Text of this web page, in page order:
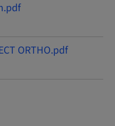
ORTHO.pdf